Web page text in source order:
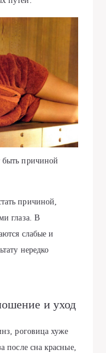
причиной
причиной,
глаза. В
слабые и
нередко
и уход
роговица хуже
после сна красные,